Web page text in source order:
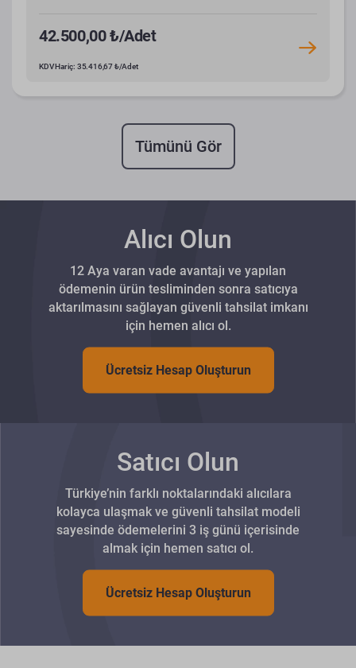
42.500,00 ₺/Adet
KDV Hariç: 35.416,67 ₺/Adet
Tümünü Gör
Alıcı Olun
12 Aya varan vade avantajı ve yapılan
ödemenin ürün tesliminden sonra satıcıya
aktarılmasını sağlayan güvenli tahsilat imkanı
için hemen alıcı ol.
Ücretsiz Hesap Oluşturun
Satıcı Olun
Türkiye’nin farklı noktalarındaki alıcılara
kolayca ulaşmak ve güvenli tahsilat modeli
sayesinde ödemelerini 3 iş günü içerisinde
almak için hemen satıcı ol.
Ücretsiz Hesap Oluşturun